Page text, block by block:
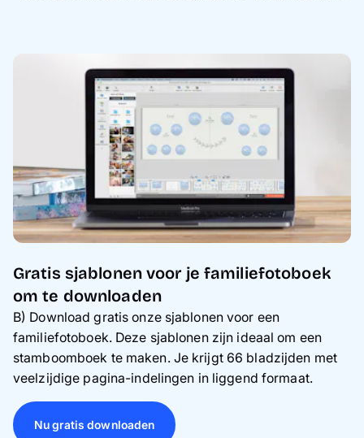
Gratis sjablonen voor je familiefotoboek
om te downloaden
B) Download gratis onze sjablonen voor een
familiefotoboek. Deze sjablonen zijn ideaal om een
stamboomboek te maken. Je krijgt 66 bladzijden met
veelzijdige pagina-indelingen in liggend formaat.
Nu gratis downloaden